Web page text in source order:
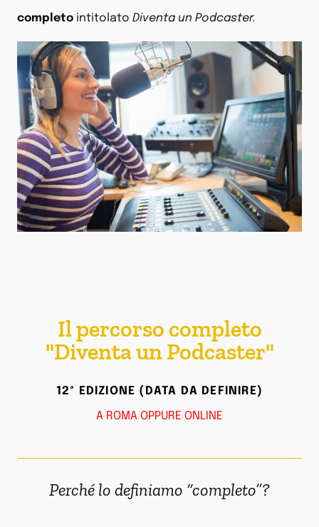
completo intitolato Diventa un Podcaster.
Il percorso completo
"Diventa un Podcaster"
12ª EDIZIONE (DATA DA DEFINIRE)
A ROMA OPPURE ONLINE
Perché lo definiamo “completo”?